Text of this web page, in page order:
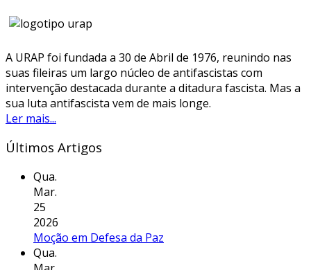
A URAP foi fundada a 30 de Abril de 1976, reunindo nas
suas fileiras um largo núcleo de antifascistas com
intervenção destacada durante a ditadura fascista. Mas a
sua luta antifascista vem de mais longe.
Ler mais...
Últimos Artigos
Qua.
Mar.
25
2026
Moção em Defesa da Paz
Qua.